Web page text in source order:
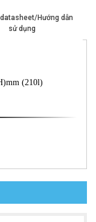
Hướng dẫn
sử dụng
(210l)